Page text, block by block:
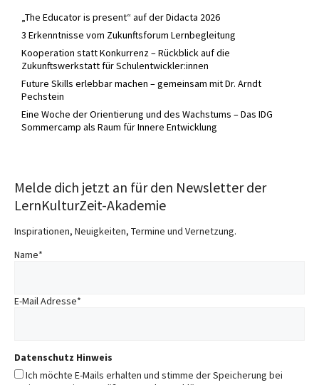
„The Educator is present“ auf der Didacta 2026
3 Erkenntnisse vom Zukunftsforum Lernbegleitung
Kooperation statt Konkurrenz – Rückblick auf die
Zukunftswerkstatt für Schulentwickler:innen
Future Skills erlebbar machen – gemeinsam mit Dr. Arndt
Pechstein
Eine Woche der Orientierung und des Wachstums – Das IDG
Sommercamp als Raum für Innere Entwicklung
Melde dich jetzt an für den Newsletter der
LernKulturZeit-Akademie
Inspirationen, Neuigkeiten, Termine und Vernetzung.
Name*
E-Mail Adresse*
Datenschutz Hinweis
Ich möchte E-Mails erhalten und stimme der Speicherung bei